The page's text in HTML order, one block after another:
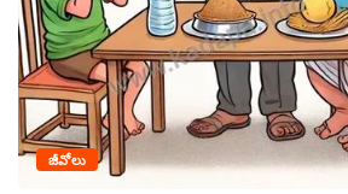
జీవోలు